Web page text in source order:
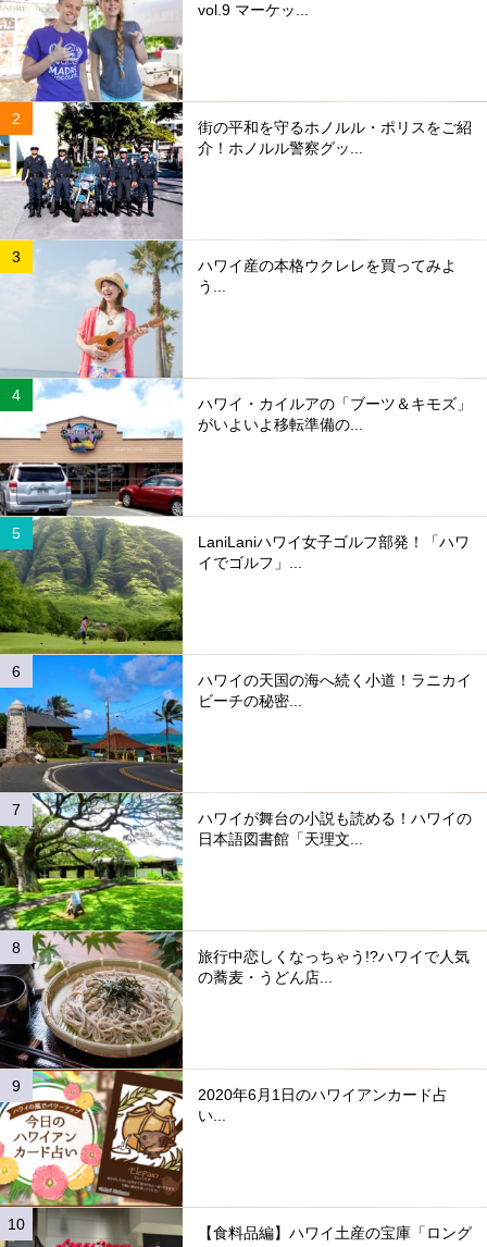
vol.9 マーケッ...
街の平和を守るホノルル・ポリスをご紹
介！ホノルル警察グッ...
ハワイ産の本格ウクレレを買ってみよ
う...
ハワイ・カイルアの「ブーツ＆キモズ」
がいよいよ移転準備の...
LaniLaniハワイ女子ゴルフ部発！「ハワ
イでゴルフ」...
ハワイの天国の海へ続く小道！ラニカイ
ビーチの秘密...
ハワイが舞台の小説も読める！ハワイの
日本語図書館「天理文...
旅行中恋しくなっちゃう!?ハワイで人気
の蕎麦・うどん店...
2020年6月1日のハワイアンカード占
い...
【食料品編】ハワイ土産の宝庫「ロング